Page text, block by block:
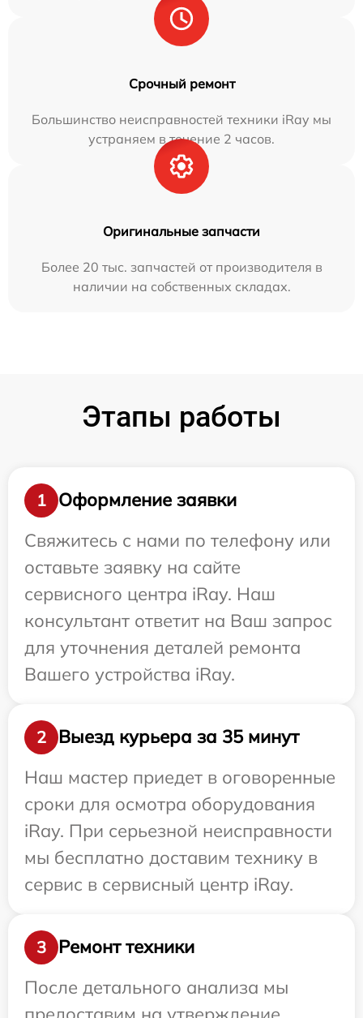
Срочный ремонт
Большинство неисправностей техники iRay мы
устраняем в течение 2 часов.
Оригинальные запчасти
Более 20 тыс. запчастей от производителя в
наличии на собственных складах.
Этапы работы
1
Оформление заявки
Свяжитесь с нами по телефону или
оставьте заявку на сайте
сервисного центра iRay. Наш
консультант ответит на Ваш запрос
для уточнения деталей ремонта
Вашего устройства iRay.
2
Выезд курьера за 35 минут
Наш мастер приедет в оговоренные
сроки для осмотра оборудования
iRay. При серьезной неисправности
мы бесплатно доставим технику в
сервис в сервисный центр iRay.
3
Ремонт техники
После детального анализа мы